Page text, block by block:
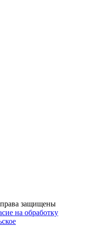
защищены
на обработку